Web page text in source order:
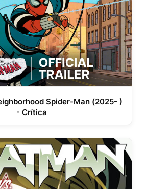
Spider-Man (2025- )
- Crítica